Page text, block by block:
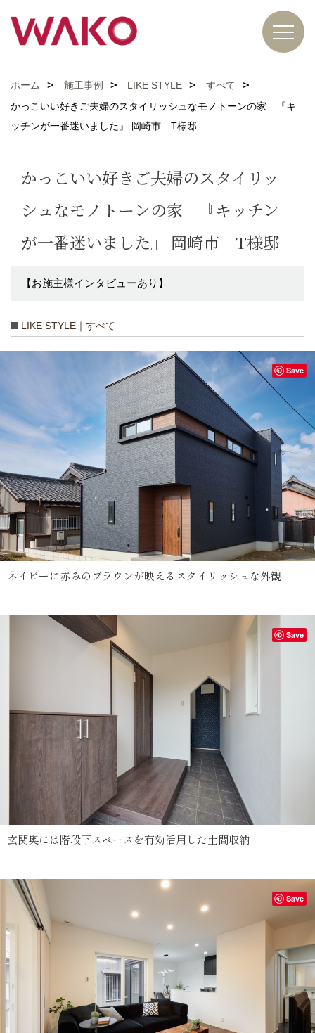
ホーム 施工事例 LIKE STYLE
すべて
かっこいい好きご夫婦のスタイリッシュなモノトーンの家 『キ
ッチンが一番迷いました』 岡崎市 T様邸
かっこいい好きご夫婦のスタイリッ
シュなモノトーンの家 『キッチン
が一番迷いました』 岡崎市 T様邸
【お施主様インタビューあり】
LIKE STYLE｜すべて
ネイビーに赤みのブラウンが映えるスタイリッシュな外観
Save
玄関奥には階段下スペースを有効活用した土間収納
Save
Save